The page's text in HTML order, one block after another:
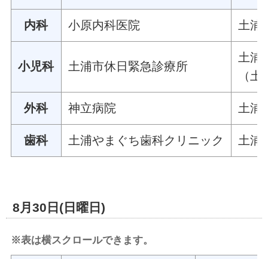
内科 小原内科医院 土浦
小児科 土浦市休日緊急診療所
土浦
（
外科 神立病院 土浦
歯科 土浦やまぐち歯科クリニック 土浦
8月30日(日曜日)
※表は横スクロールできます。